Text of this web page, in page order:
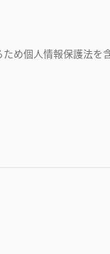
め個人情報保護法を